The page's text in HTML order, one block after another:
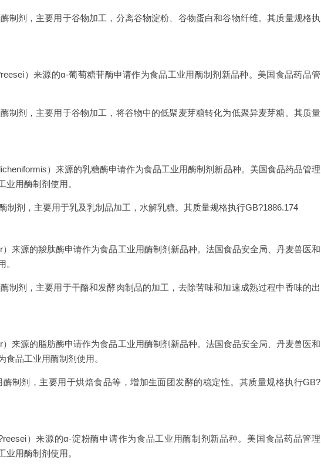
制剂，主要用于谷物加工，分离谷物淀粉、谷物蛋白和谷物纤维。其质量规格执
）来源的α-葡萄糖苷酶申请作为食品工业用酶制剂新品种。美国食品药品管
制剂，主要用于谷物加工，将谷物中的低聚麦芽糖转化为低聚异麦芽糖。其质量
）来源的乳糖酶申请作为食品工业用酶制剂新品种。美国食品药品管理
业用酶制剂使用。
制剂，主要用于乳及乳制品加工，水解乳糖。其质量规格执行GB?1886.174
来源的羧肽酶申请作为食品工业用酶制剂新品种。法国食品安全局、丹麦兽医和
。
制剂，主要用于干酪和发酵肉制品的加工，去除苦味和加速成熟过程中香味的出
来源的脂肪酶申请作为食品工业用酶制剂新品种。法国食品安全局、丹麦兽医和
品工业用酶制剂使用。
制剂，主要用于烘焙食品等，增加生面团发酵的稳定性。其质量规格执行GB?
）来源的α-淀粉酶申请作为食品工业用酶制剂新品种。美国食品药品管理
业用酶制剂使用。